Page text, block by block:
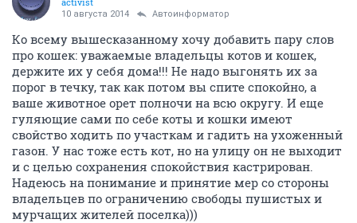
10 августа 2014 Автоинформатор
Ко всему вышесказанному хочу добавить пару слов
про кошек: уважаемые владельцы котов и кошек,
держите их у себя дома!!! Не надо выгонять их за
порог в течку, так как потом вы спите спокойно, а
ваше животное орет полночи на всю округу. И еще
гуляющие сами по себе коты и кошки имеют
свойство ходить по участкам и гадить на ухоженный
газон. У нас тоже есть кот, но на улицу он не выходит
и с целью сохранения спокойствия кастрирован.
Надеюсь на понимание и принятие мер со стороны
владельцев по ограничению свободы пушистых и
мурчащих жителей поселка)))